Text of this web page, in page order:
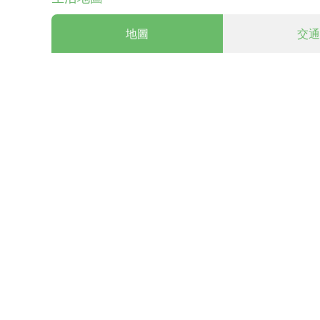
地圖 交通